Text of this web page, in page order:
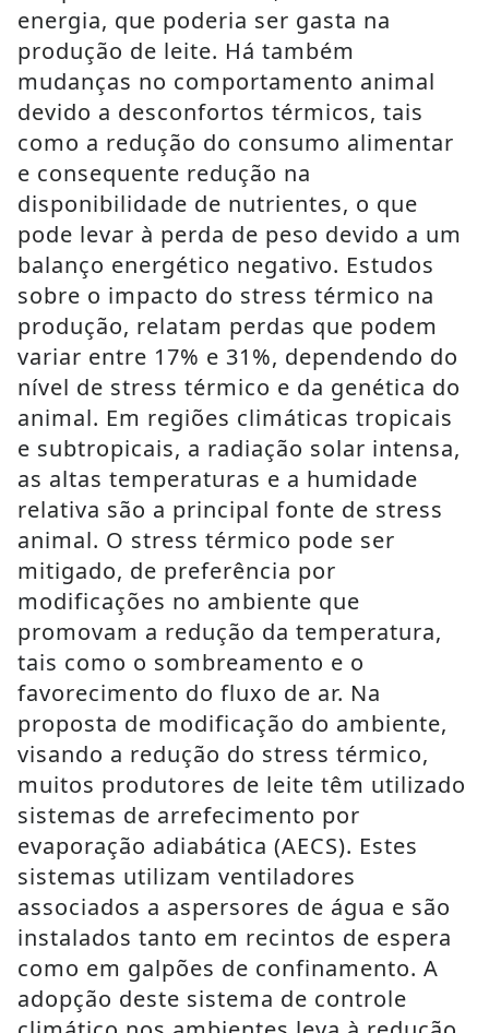
energia, que poderia ser gasta na
produção de leite. Há também
mudanças no comportamento animal
devido a desconfortos térmicos, tais
como a redução do consumo alimentar
e consequente redução na
disponibilidade de nutrientes, o que
pode levar à perda de peso devido a um
balanço energético negativo. Estudos
sobre o impacto do stress térmico na
produção, relatam perdas que podem
variar entre 17% e 31%, dependendo do
nível de stress térmico e da genética do
animal. Em regiões climáticas tropicais
e subtropicais, a radiação solar intensa,
as altas temperaturas e a humidade
relativa são a principal fonte de stress
animal. O stress térmico pode ser
mitigado, de preferência por
modificações no ambiente que
promovam a redução da temperatura,
tais como o sombreamento e o
favorecimento do fluxo de ar. Na
proposta de modificação do ambiente,
visando a redução do stress térmico,
muitos produtores de leite têm utilizado
sistemas de arrefecimento por
evaporação adiabática (AECS). Estes
sistemas utilizam ventiladores
associados a aspersores de água e são
instalados tanto em recintos de espera
como em galpões de confinamento. A
adopção deste sistema de controle